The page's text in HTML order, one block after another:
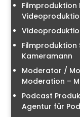
Filmproduktion
Filmproduktion
Kameramann
Moderator /
Moderation –
Podcast
Agentur für